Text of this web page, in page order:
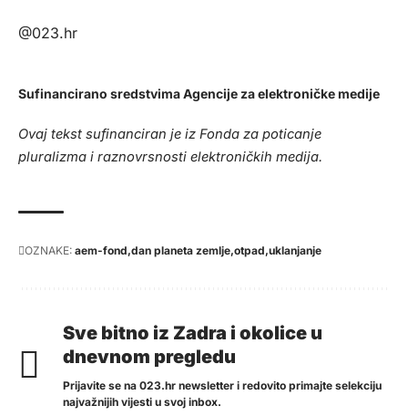
@023.hr
Sufinancirano sredstvima Agencije za elektroničke medije
Ovaj tekst sufinanciran je iz Fonda za poticanje
pluralizma i raznovrsnosti elektroničkih medija.
OZNAKE: aem-fond dan planeta zemlje otpad uklanjanje
Sve bitno iz Zadra i okolice u
dnevnom pregledu
Prijavite se na 023.hr newsletter i redovito primajte selekciju
najvažnijih vijesti u svoj inbox.